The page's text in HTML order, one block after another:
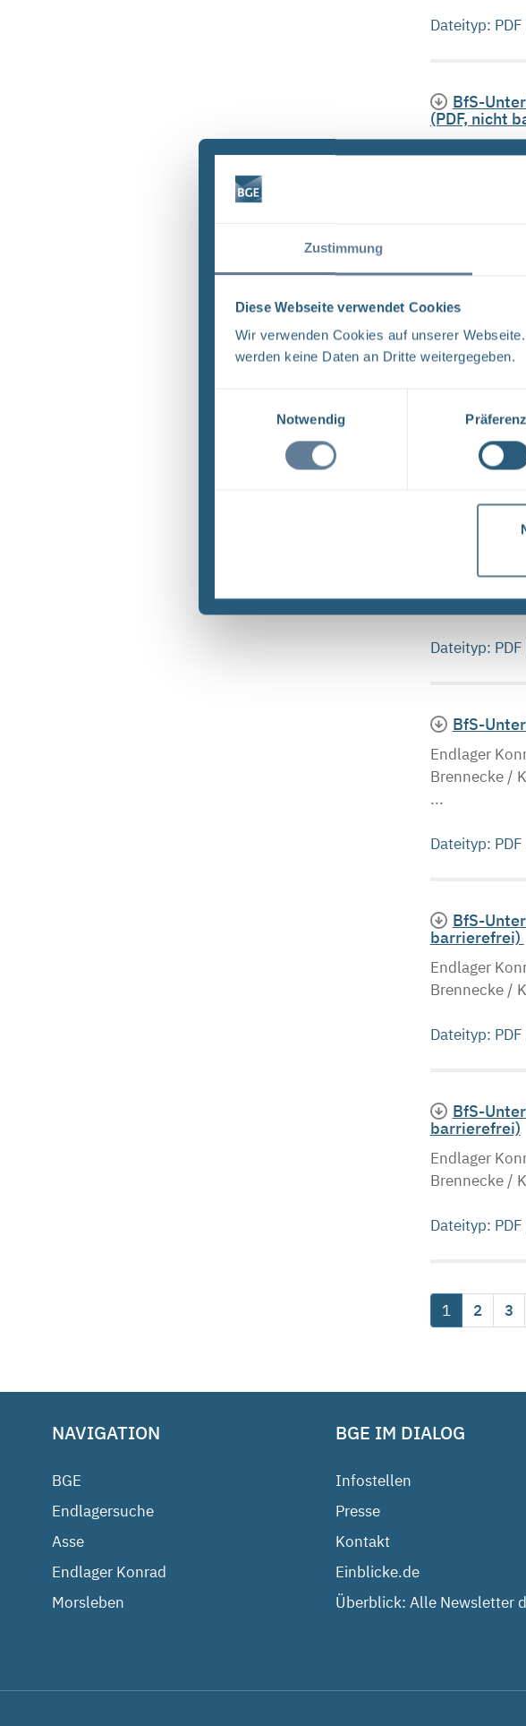
Zustimmung
Diese Webseite verwendet Cookies
Wir verwenden Cookies auf unserer
werden keine Daten an Dritte weitergegeben.
Notwendig
Dateityp:
BfS-
(PDF, nicht
http://
Dateityp:
Info-
Dateityp:
BfS-
Endlager
ich S
...
Dateityp:
BfS-
Endlager
Brennecke /
...
Dateityp:
BfS-
barrierefrei)
Endlager
Brennecke /
Dateityp:
BfS-
barrierefrei)
Endlager
Brennecke /
Dateityp:
1 2 3
NAVIGATION
BGE
Endlagersuche
Asse
Endlager Konrad
Morsleben
BGE IM DIALOG
Infostellen
Presse
Kontakt
Einblicke.de
Überblick: Alle Newsletter